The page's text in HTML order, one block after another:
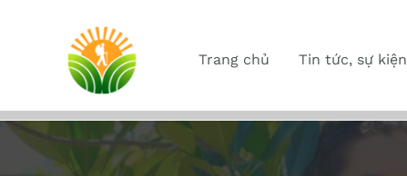
Trang chủ Tin tức, sự kiện